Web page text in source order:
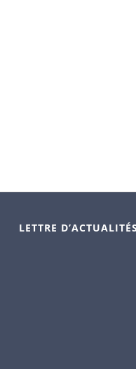
LETTRE D’ACTUALITÉS